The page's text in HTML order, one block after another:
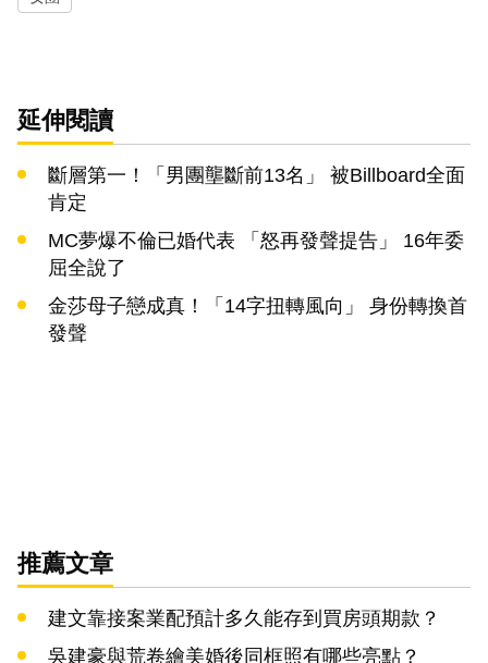
延伸閱讀
斷層第一！「男團壟斷前13名」 被Billboard全面
肯定
MC夢爆不倫已婚代表 「怒再發聲提告」 16年委
屈全說了
金莎母子戀成真！「14字扭轉風向」 身份轉換首
發聲
推薦文章
建文靠接案業配預計多久能存到買房頭期款？
吳建豪與荒卷繪美婚後同框照有哪些亮點？